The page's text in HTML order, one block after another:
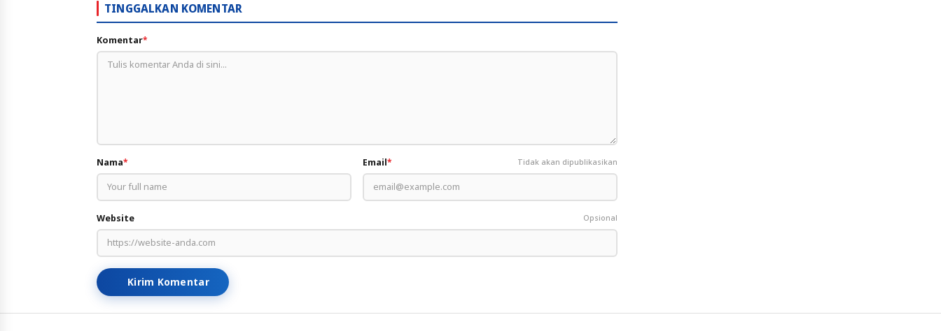
TINGGALKAN KOMENTAR
Komentar*
Nama* Email* Tidak akan dipublikasikan
Website Opsional
Kirim Komentar